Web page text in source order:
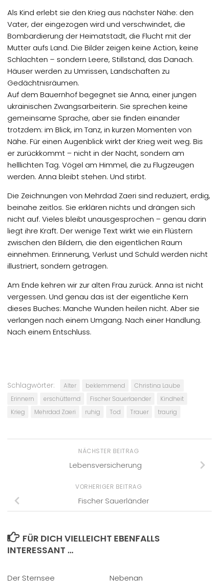
Als Kind erlebt sie den Krieg aus nächster Nähe: den
Vater, der eingezogen wird und verschwindet, die
Bombardierung der Heimatstadt, die Flucht mit der
Mutter aufs Land. Die Bilder zeigen keine Action, keine
Schlachten – sondern Leere, Stillstand, das Danach.
Häuser werden zu Umrissen, Landschaften zu
Gedächtnisräumen.
Auf dem Bauernhof begegnet sie Anna, einer jungen
ukrainischen Zwangsarbeiterin. Sie sprechen keine
gemeinsame Sprache, aber sie finden einander
trotzdem: im Blick, im Tanz, in kurzen Momenten von
Nähe. Für einen Augenblick wirkt der Krieg weit weg. Bis
er zurückkommt – nicht in der Nacht, sondern am
helllichten Tag. Vögel am Himmel, die zu Flugzeugen
werden. Anna bleibt stehen. Und stirbt.
Die Zeichnungen von Mehrdad Zaeri sind reduziert, erdig,
beinahe zeitlos. Sie erklären nichts und drängen sich
nicht auf. Vieles bleibt unausgesprochen – genau darin
liegt ihre Kraft. Der wenige Text wirkt wie ein Flüstern
zwischen den Bildern, die den eigentlichen Raum
einnehmen. Erinnerung, Verlust und Schuld werden nicht
illustriert, sondern getragen.
Am Ende kehren wir zur alten Frau zurück. Anna ist nicht
vergessen. Und genau das ist der eigentliche Kern
dieses Buches: Manche Wunden heilen nicht. Aber sie
verlangen nach einem Umgang. Nach einer Handlung.
Nach einem Entschluss.
Schlagwörter: Alter beklemmend
Christina Laube
Erinnern
erschütternd Fischer Sauerlaender
Kindheit
Krieg
Mehrdad Zaeri ruhig Tod Trauer traurig
NÄCHSTER BEITRAG
Lebensversicherung
VORHERIGER BEITRAG
Fischer Sauerländer
FÜR DICH VIELLEICHT EBENFALLS
INTERESSANT …
Der Sternsee Nebenan